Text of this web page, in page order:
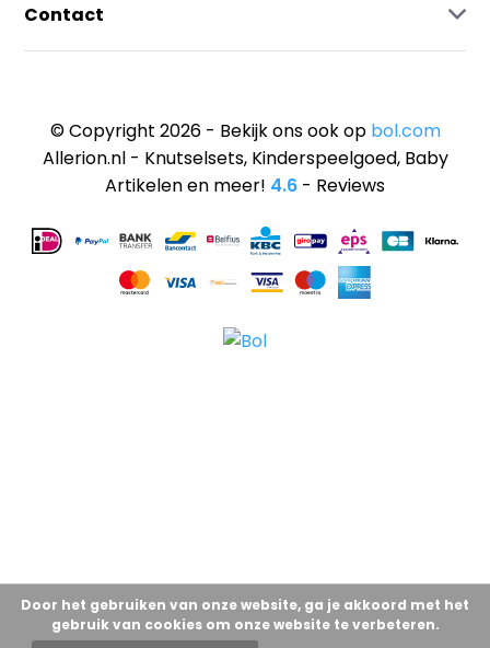
Contact
© Copyright 2026 - Bekijk ons ook op bol.com
Allerion.nl - Knutselsets, Kinderspeelgoed, Baby
Artikelen en meer! 4.6 - Reviews
Door het gebruiken van onze website, ga je akkoord met het
gebruik van cookies om onze website te verbeteren.